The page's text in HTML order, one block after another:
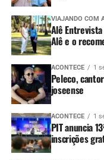
VIAJANDO COM
Alê
Alê e o
ACONTECE 1
Peleco,
joseense
ACONTECE 1
PIT anuncia
inscrições